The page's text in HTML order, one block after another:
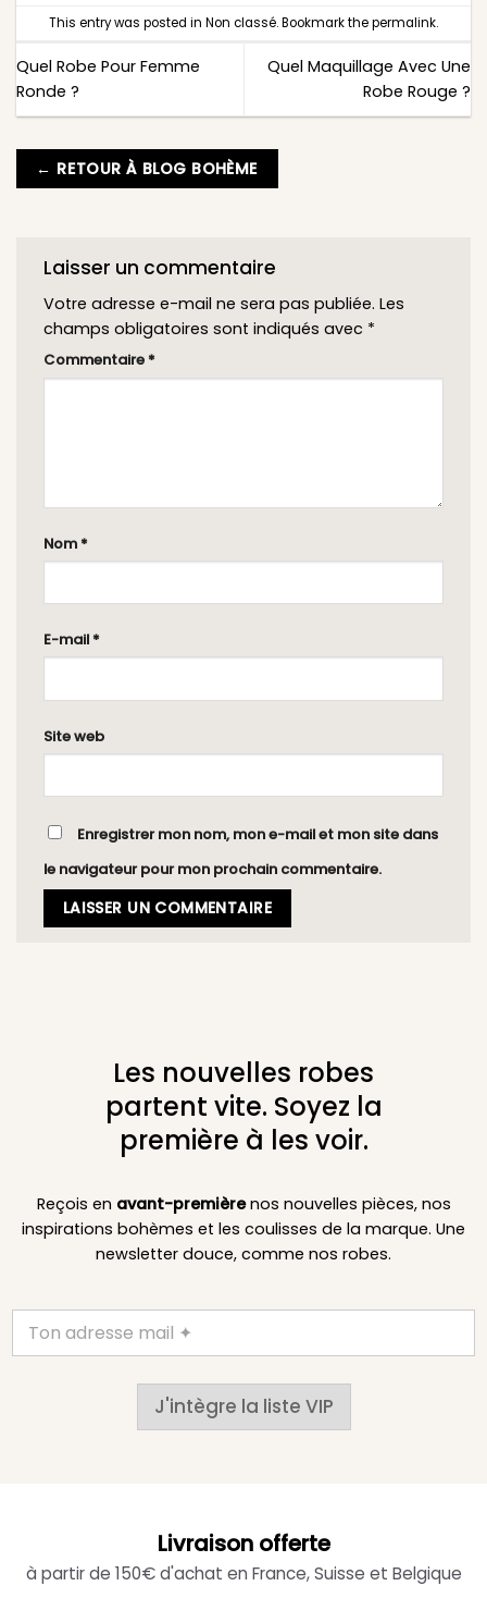
This entry was posted in Non classé. Bookmark thepermalink.
Quel Robe Pour Femme
Ronde ?
Quel Maquillage Avec Une
Robe Rouge ?
← RETOUR À BLOG BOHÈME
Laisser un commentaire
Votre adresse e-mail ne sera pas publiée. Les
champs obligatoires sont indiqués avec *
Commentaire *
Nom *
E-mail *
Site web
Enregistrer mon nom, mon e-mail et mon site dans
le navigateur pour mon prochain commentaire.
Les nouvelles robes
partent vite. Soyez la
première à les voir.
Reçois en avant-premièrenos nouvelles pièces, nos
inspirations bohèmes et les coulisses de la marque. Une
newsletter douce, comme nos robes.
J'intègre la liste VIP
Livraison offerte
à partir de 150€ d'achat en France, Suisse et Belgique